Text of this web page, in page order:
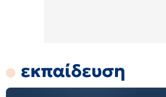
εκπαίδευση